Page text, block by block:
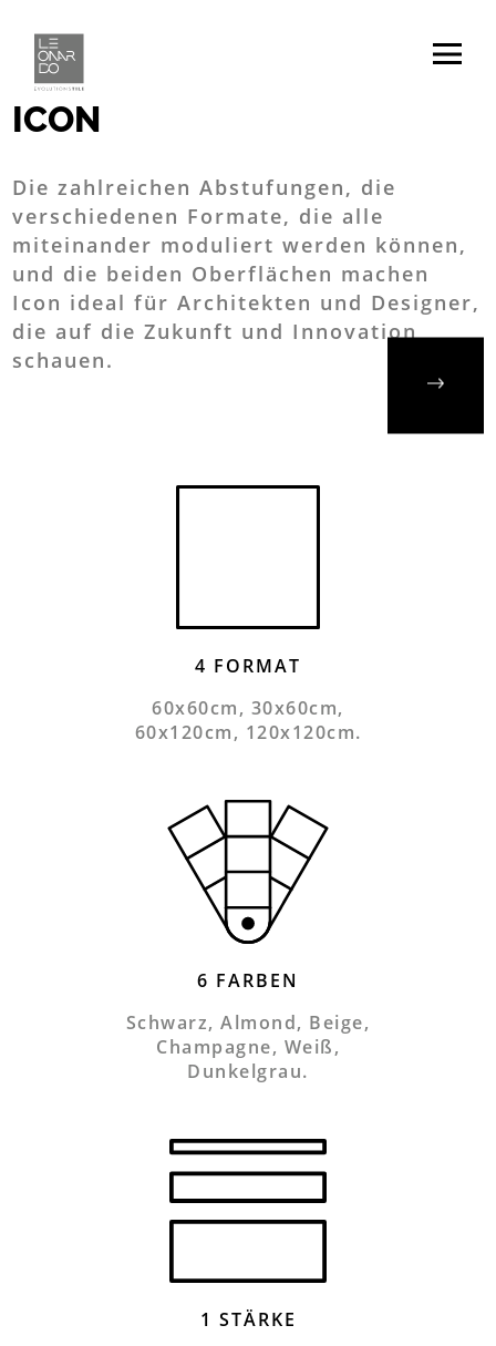
Home /
ICON
Die zahlreichen Abstufungen, die
verschiedenen Formate, die alle
miteinander moduliert werden können,
und die beiden Oberflächen machen
Icon ideal für Architekten und Designer,
die auf die Zukunft und Innovation
schauen.
4 FORMAT
60x60cm, 30x60cm,
60x120cm, 120x120cm.
6 FARBEN
Schwarz, Almond, Beige,
Champagne, Weiß,
Dunkelgrau.
1 STÄRKE